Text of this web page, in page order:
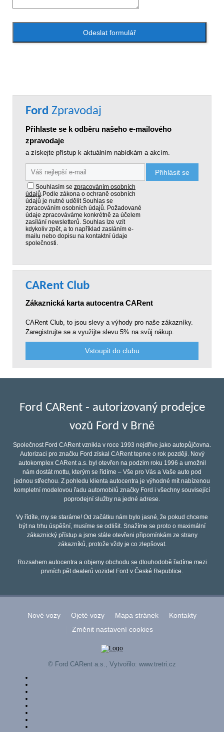
Odeslat formulář
Ford Zpravodaj
Přihlaste se k odběru našeho e-mailového
zpravodaje
a získejte přístup k aktuálním nabídkám a akcím.
Přihlásit se
Souhlasím se zpracováním osobních
údajů.Podle zákona o ochraně osobních
údajů je nutné udělit Souhlas se
zpracováním osobních údajů. Požadované
údaje zpracováváme konkrétně za účelem
zasílání newsletterů. Souhlas lze vzít
kdykoliv zpět, a to například zasláním e-
mailu nebo dopisu na kontaktní údaje
společnosti.
CARent Club
Zákaznická karta autocentra CARent
CARent Club, to jsou slevy a výhody pro naše zákazníky.
Zaregistrujte se a využijte slevu 5% na svůj nákup.
Vstoupit do clubu
Ford CARent - autorizovaný prodejce
vozů Ford v Brně
Společnost Ford CARent vznikla v roce 1993 nejdříve jako autopůjčovna.
Autorizaci pro značku Ford získal CARent teprve o rok později. Nový
autokomplex CARent a.s. byl otevřen na podzim roku 1996 a umožnil
nám dostát mottu, kterým se řídíme – Vše pro Vás a Vaše auto pod
jednou střechou. Z pohledu klienta autocentra je výhodné mít nabízenou
kompletní modelovou řadu automobilů značky Ford i všechny související
poprodejní služby na jedné adrese.
Vy řídíte, my se staráme! Od začátku nám bylo jasné, že pokud chceme
být na trhu úspěšní, musíme se odlišit. Snažíme se proto o maximální
zákaznický přístup a jsme stále otevřeni připomínkám ze strany
zákazníků, protože vždy je co zlepšovat.
Rozsahem autocentra a objemy obchodu se dlouhodobě řadíme mezi
prvních pět dealerů vozidel Ford v České Republice.
Nové vozy Ojeté vozy Mapa stránek
Kontakty
Změnit nastavení cookies
© Ford CARent a.s., Vytvořilo: www.tretri.cz